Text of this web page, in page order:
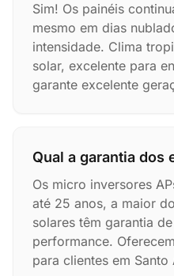
Sim! Os painéis
mesmo em dias
intensidade. Clima
solar, excelente para
garante excelente
Qual a garantia dos
Os micro inversores
até 25 anos, a maior
solares têm garantia
performance.
para clientes em